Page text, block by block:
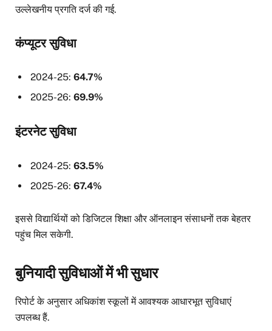
उल्लेखनीय प्रगति दर्ज की गई.
कंप्यूटर सुविधा
2024-25: 64.7%
2025-26: 69.9%
इंटरनेट सुविधा
2024-25: 63.5%
2025-26: 67.4%
इससे विद्यार्थियों को डिजिटल शिक्षा और ऑनलाइन संसाधनों तक बेहतर
पहुंच मिल सकेगी.
बुनियादी सुविधाओं में भी सुधार
रिपोर्ट के अनुसार अधिकांश स्कूलों में आवश्यक आधारभूत सुविधाएं
उपलब्ध हैं.